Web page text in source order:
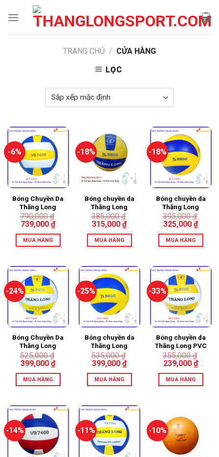
qua
TRANG CHỦ / CỬA HÀNG
LỌC
-6%
Bóng Chuyền Da
Thăng Long
VB7400
790,000₫
739,000₫
MUA HÀNG
-18%
Bóng chuyền da
Thăng Long
6600
385,000₫
315,000₫
MUA HÀNG
-18%
Bóng chuyền da
Thăng Long
6600 xoáy
395,000₫
325,000₫
MUA HÀNG
-24%
Bóng Chuyền Da
Thăng Long
6800
525,000₫
399,000₫
MUA HÀNG
-25%
Bóng chuyền da
Thăng Long
6800 XOÁY
535,000₫
399,000₫
MUA HÀNG
-33%
Bóng chuyền da
Thăng Long PVC
5020
355,000₫
239,000₫
MUA HÀNG
-14% -11% -10%